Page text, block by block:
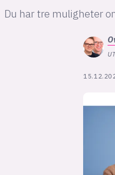
Du har tre muligheter